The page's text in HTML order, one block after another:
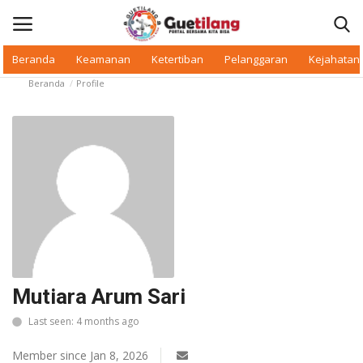
Beranda Keamanan Ketertiban Pelanggaran Kejahatan
Daerah
Makan Bergizi
Warkop Digital
Pelanggaran
Ketertiban
Beranda Profile
Mutiara Arum Sari
Last seen: 4 months ago
Member since Jan 8, 2026